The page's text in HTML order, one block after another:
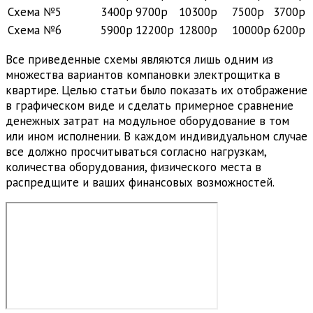
Схема №5
3400р 9700р 10300р 7500р
3700р
Схема №6
5900р 12200р 12800р 10000р 6200р
Все приведенные схемы являются лишь одним из
множества вариантов компановки электрощитка в
квартире. Целью статьи было показать их отображение
в графическом виде и сделать примерное сравнение
денежных затрат на модульное оборудование в том
или ином исполнении. В каждом индивидуальном случае
все должно просчитываться согласно нагрузкам,
количества оборудования, физического места в
распредщите и ваших финансовых возможностей.